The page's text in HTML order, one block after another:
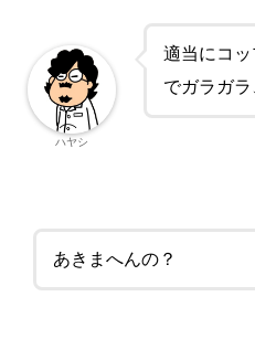
適当にコ
でガラガ
ハヤシ
あきまへんの？